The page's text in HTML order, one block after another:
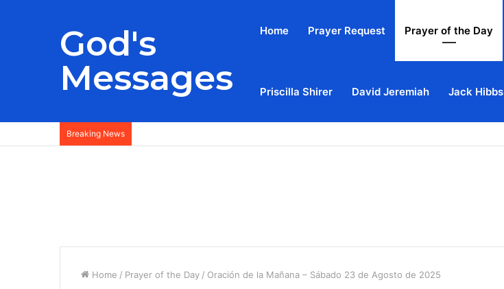
God's
Messages
Home Prayer Request Prayer of the Day
Priscilla Shirer David Jeremiah Jack Hibbs
Breaking News
Home / Prayer of the Day / Oración de la Mañana – Sábado 23 de Agosto de 2025